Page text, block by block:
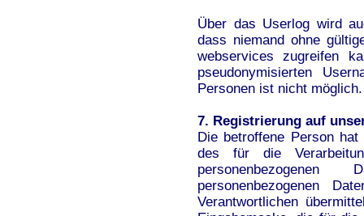
Über das Userlog wird
dass niemand ohne
webservices zugreifen
pseudonymisierten
Personen ist nicht möglich.
7. Registrierung auf
Die betroffene Person
des für die
personenbezogenen
Verantwortlichen